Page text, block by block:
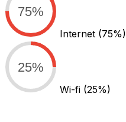
75%
Internet (75%)
25%
Wi-fi (25%)